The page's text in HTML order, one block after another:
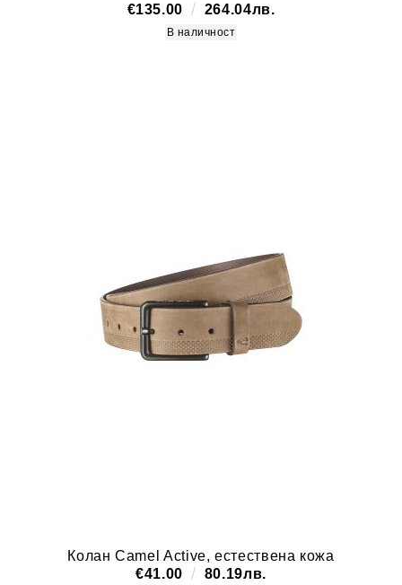
€135.00
264.04лв.
В наличност
Колан Camel Active, естествена кожа
€41.00
80.19лв.